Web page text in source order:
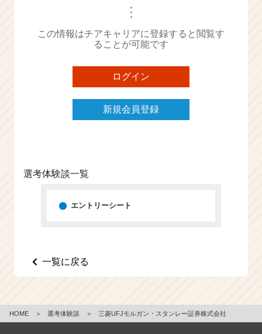
r
e
r）
・・・
この情報はチアキャリアに登録すると閲覧す
ることが可能です
ログイン
新規会員登録
選考体験談一覧
エントリーシート
一覧に戻る
HOME ＞ 選考体験談 ＞ 三菱UFJモルガン・スタンレー証券株式会社